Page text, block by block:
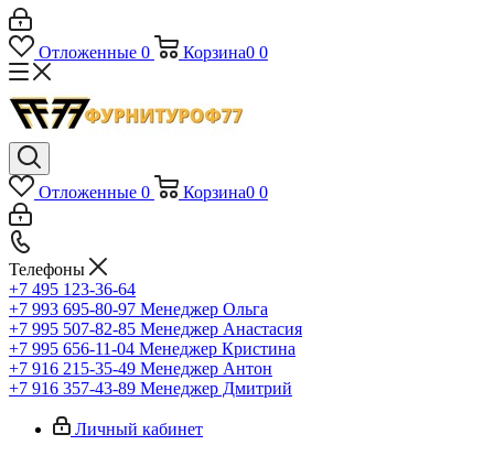
Отложенные 0 Корзина0 0
Отложенные 0 Корзина0 0
Телефоны
+7 495 123-36-64
+7 993 695-80-97 Менеджер Ольга
+7 995 507-82-85 Менеджер Анастасия
+7 995 656-11-04 Менеджер Кристина
+7 916 215-35-49 Менеджер Антон
+7 916 357-43-89 Менеджер Дмитрий
Личный кабинет